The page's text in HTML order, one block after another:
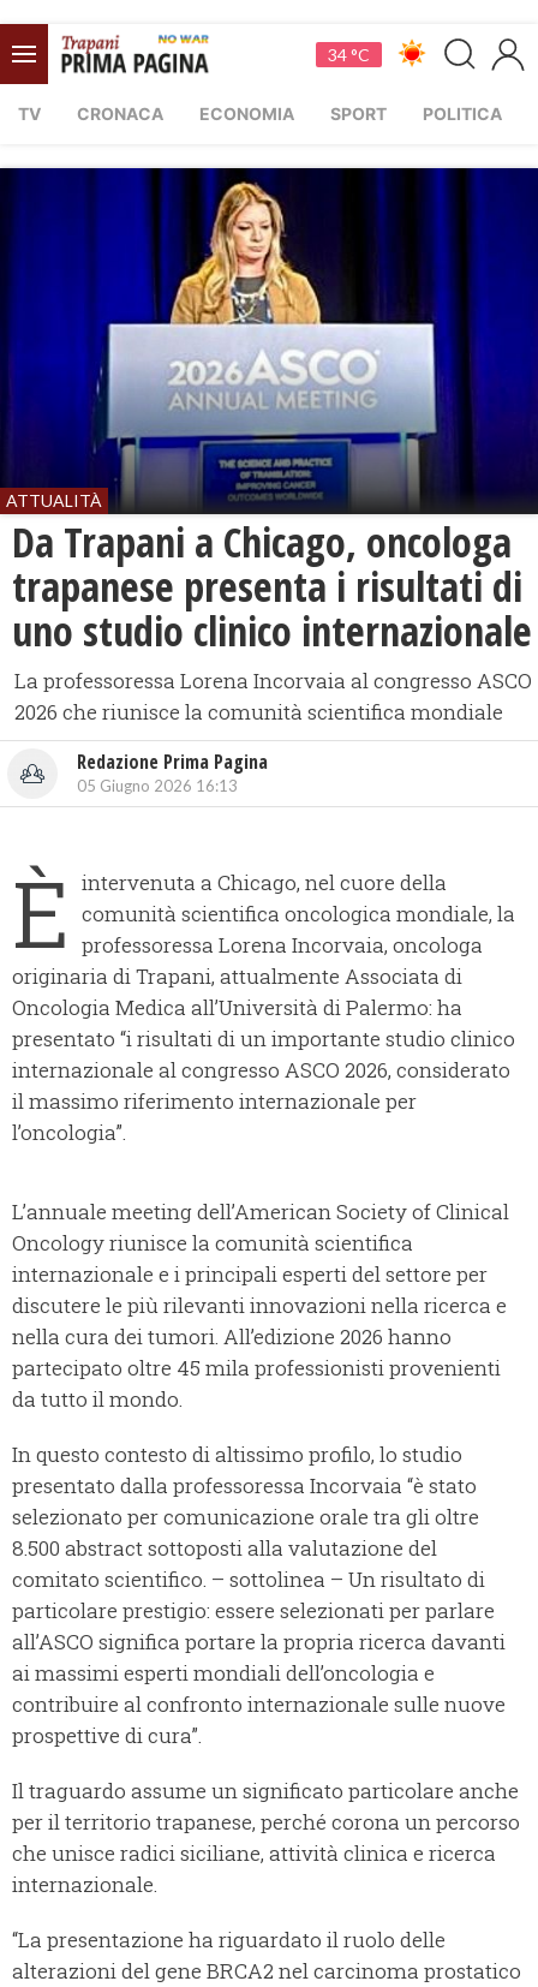
34 °C
TV CRONACA ECONOMIA SPORT POLITICA
ATTUALITÀ
​Da Trapani a Chicago, oncologa
trapanese presenta i risultati di
uno studio clinico internazionale
La professoressa Lorena Incorvaia al congresso ASCO
2026 che riunisce la comunità scientifica mondiale
Redazione Prima Pagina
05 Giugno 2026 16:13
È
intervenuta a Chicago, nel cuore della
comunità scientifica oncologica mondiale, la
professoressa Lorena Incorvaia, oncologa
originaria di Trapani, attualmente Associata di
Oncologia Medica all’Università di Palermo: ha
presentato “i risultati di un importante studio clinico
internazionale al congresso ASCO 2026, considerato
il massimo riferimento internazionale per
l’oncologia”.
L’annuale meeting dell’American Society of Clinical
Oncology riunisce la comunità scientifica
internazionale e i principali esperti del settore per
discutere le più rilevanti innovazioni nella ricerca e
nella cura dei tumori. All’edizione 2026 hanno
partecipato oltre 45 mila professionisti provenienti
da tutto il mondo.
In questo contesto di altissimo profilo, lo studio
presentato dalla professoressa Incorvaia “è stato
selezionato per comunicazione orale tra gli oltre
8.500 abstract sottoposti alla valutazione del
comitato scientifico. – sottolinea – Un risultato di
particolare prestigio: essere selezionati per parlare
all’ASCO significa portare la propria ricerca davanti
ai massimi esperti mondiali dell’oncologia e
contribuire al confronto internazionale sulle nuove
prospettive di cura”.
Il traguardo assume un significato particolare anche
per il territorio trapanese, perché corona un percorso
che unisce radici siciliane, attività clinica e ricerca
internazionale.
“La presentazione ha riguardato il ruolo delle
alterazioni del gene BRCA2 nel carcinoma prostatico